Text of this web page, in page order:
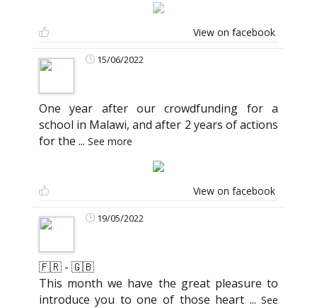
View on facebook
15/06/2022
One year after our crowdfunding for a
school in Malawi, and after 2 years of actions
for the ... See more
View on facebook
19/05/2022
🇫🇷 - 🇬🇧
This month we have the great pleasure to
introduce you to one of those heart ...See